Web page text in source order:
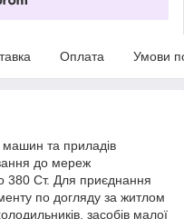
Оплата Умови
та приладів
до мереж
380 Ст. Для приєднання
по догляду за житлом
засобів малої